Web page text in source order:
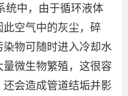
中，由于循环液体
空气中的灰尘，碎
物可随时进入冷却水
微生物繁殖，这很容
会造成管道结垢并影